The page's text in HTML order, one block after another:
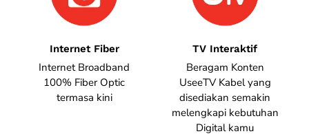
Internet Fiber
Internet Broadband
100% Fiber Optic
termasa kini
TV Interaktif
Beragam Konten
UseeTV Kabel yang
disediakan semakin
melengkapi kebutuhan
Digital kamu